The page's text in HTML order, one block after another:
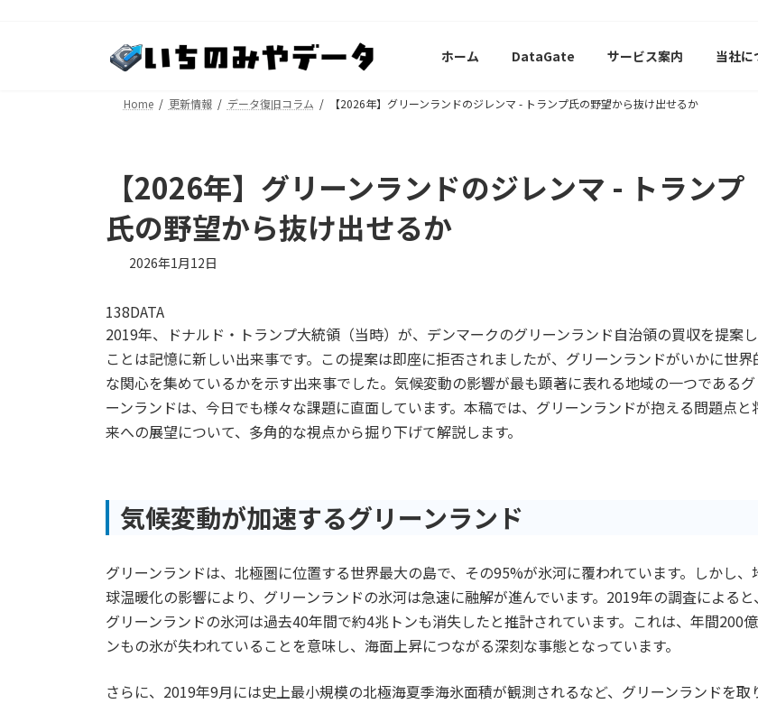
ホーム DataGate サービス案内 当社に
Home 更新情報 データ復旧コラム 【2026年】グリーンランドのジレンマ - トランプ氏の野望から抜け出せるか
【2026年】グリーンランドのジレンマ - トランプ
氏の野望から抜け出せるか
2026年1月12日
138DATA
2019年、ドナルド・トランプ大統領（当時）が、デンマークのグリーンランド自治領の買収を提案
ことは記憶に新しい出来事です。この提案は即座に拒否されましたが、グリーンランドがいかに世界
な関心を集めているかを示す出来事でした。気候変動の影響が最も顕著に表れる地域の一つであるグ
ーンランドは、今日でも様々な課題に直面しています。本稿では、グリーンランドが抱える問題点と
来への展望について、多角的な視点から掘り下げて解説します。
気候変動が加速するグリーンランド
グリーンランドは、北極圏に位置する世界最大の島で、その95%が氷河に覆われています。しかし、
球温暖化の影響により、グリーンランドの氷河は急速に融解が進んでいます。2019年の調査によると、
グリーンランドの氷河は過去40年間で約4兆トンも消失したと推計されています。これは、年間200
ンもの氷が失われていることを意味し、海面上昇につながる深刻な事態となっています。
さらに、2019年9月には史上最小規模の北極海夏季海氷面積が観測されるなど、グリーンランドを取